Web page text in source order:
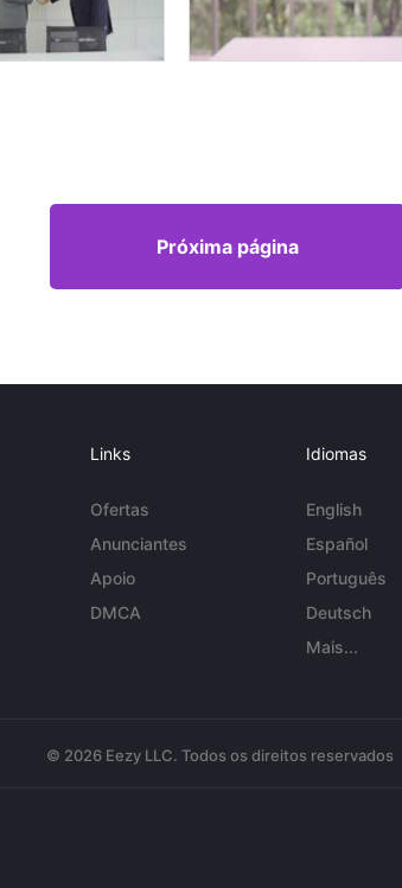
Próxima página
Links
Ofertas
Anunciantes
Apoio
DMCA
Idiomas
English
Español
Português
Deutsch
Mais...
© 2026 Eezy LLC. Todos os direitos reservados